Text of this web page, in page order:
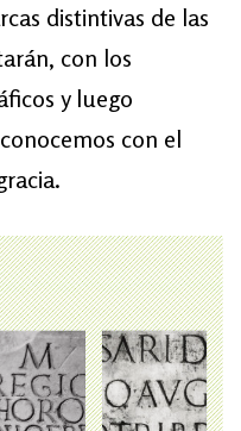
distintivas de las
con los
y luego
con el